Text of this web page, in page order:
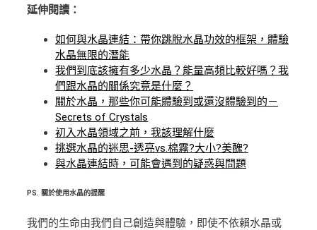
延伸閱讀：
如何與水晶連結：帶你跳脫水晶功效的框架，體驗
水晶無限的潛能
我們到底該擁有多少水晶？能量高頻比較好嗎？我
們跟水晶的關係究竟是什麼？
關於水晶，那些你可能體驗到或還沒體驗到的－
Secrets of Crystals
初入水晶領域之前，我該理解什麼
挑選水晶的迷思-透亮vs.棉霧?大小?美醜?
與水晶連結時，可能會遇到的疑惑與問題
PS. 關於使用水晶的提醒
我們的生命由我們自己創造與體驗，即使不依賴水晶或